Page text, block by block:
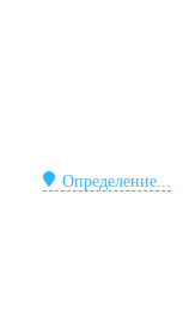
Определение...